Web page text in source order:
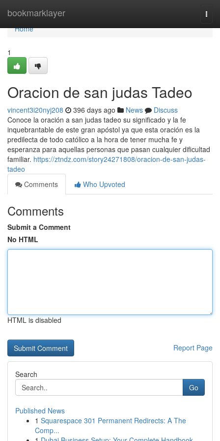
bookmarklayer
Home
Home
1
Oracion de san judas Tadeo
vincent3i20nyj208 396 days ago News
Discuss
Conoce la oración a san judas tadeo su significado y la fe
inquebrantable de este gran apóstol ya que esta oración es la
predilecta de todo católico a la hora de tener mucha fe y
esperanza para aquellas personas que pasan cualquier dificultad
familiar. https://ztndz.com/story24271808/oracion-de-san-judas-
tadeo
Comments
Who Upvoted
Comments
Submit a Comment
No HTML
HTML is disabled
Report Page
Search
Go
Published News
1 Squarespace 301 Permanent Redirects: A The
Comp...